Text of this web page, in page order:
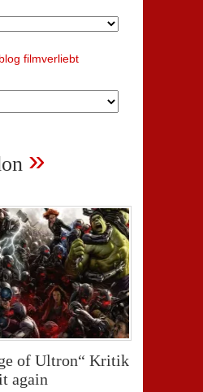
»
of Ultron“ Kritik
again